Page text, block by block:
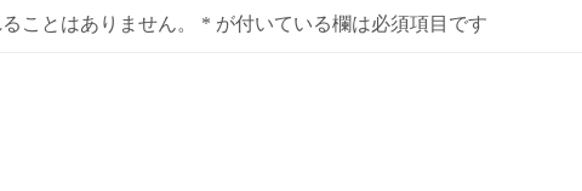
ことはありません。 * が付いている欄は必須項目です